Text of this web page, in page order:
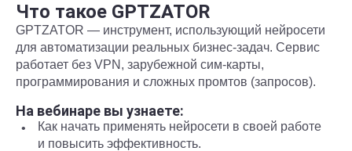
Что такое GPTZATOR
GPTZATOR — инструмент, использующий нейросети
для автоматизации реальных бизнес-задач. Сервис
работает без VPN, зарубежной сим-карты,
программирования и сложных промтов (запросов).
На вебинаре вы узнаете:
Как начать применять нейросети в своей работе
и повысить эффективность.